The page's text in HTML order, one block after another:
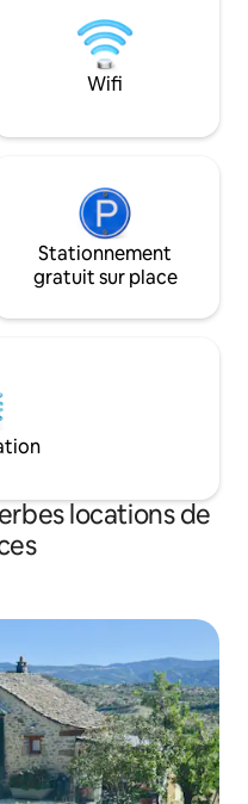
moto road. Non recommandé pour les
bébés ou les
d'éléments
Wifi
Stationnement
gratuit sur place
locations de
appréciés